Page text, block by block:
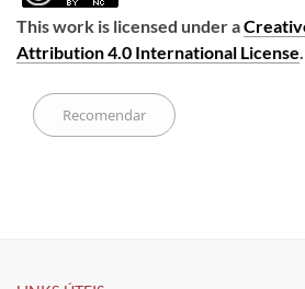
This work is licensed under a
Attribution 4.0 International License